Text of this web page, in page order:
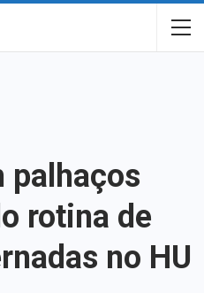
palhaços
rotina de
no HU